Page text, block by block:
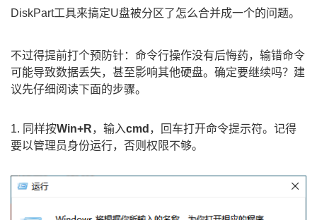
DiskPart工具来搞定U盘被分区了怎么合并成一个的问题。
不过得提前打个预防针：命令行操作没有后悔药，输错命令
可能导致数据丢失，甚至影响其他硬盘。确定要继续吗？建
议先仔细阅读下面的步骤。
1. 同样按Win+R，输入cmd ，回车打开命令提示符。记得
要以管理员身份运行，否则权限不够。